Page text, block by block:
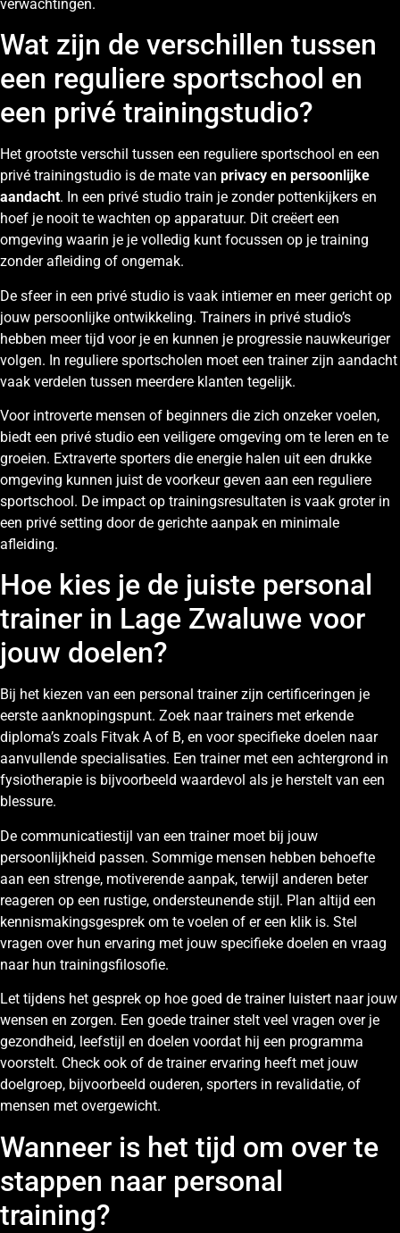
verwachtingen.
Wat zijn de verschillen tussen
een reguliere sportschool en
een privé trainingstudio?
Het grootste verschil tussen een reguliere sportschool en een
privé trainingstudio is de mate van privacy en persoonlijke
aandacht. In een privé studio train je zonder pottenkijkers en
hoef je nooit te wachten op apparatuur. Dit creëert een
omgeving waarin je je volledig kunt focussen op je training
zonder afleiding of ongemak.
De sfeer in een privé studio is vaak intiemer en meer gericht op
jouw persoonlijke ontwikkeling. Trainers in privé studio’s
hebben meer tijd voor je en kunnen je progressie nauwkeuriger
volgen. In reguliere sportscholen moet een trainer zijn aandacht
vaak verdelen tussen meerdere klanten tegelijk.
Voor introverte mensen of beginners die zich onzeker voelen,
biedt een privé studio een veiligere omgeving om te leren en te
groeien. Extraverte sporters die energie halen uit een drukke
omgeving kunnen juist de voorkeur geven aan een reguliere
sportschool. De impact op trainingsresultaten is vaak groter in
een privé setting door de gerichte aanpak en minimale
afleiding.
Hoe kies je de juiste personal
trainer in Lage Zwaluwe voor
jouw doelen?
Bij het kiezen van een personal trainer zijn certificeringen je
eerste aanknopingspunt. Zoek naar trainers met erkende
diploma’s zoals Fitvak A of B, en voor specifieke doelen naar
aanvullende specialisaties. Een trainer met een achtergrond in
fysiotherapie is bijvoorbeeld waardevol als je herstelt van een
blessure.
De communicatiestijl van een trainer moet bij jouw
persoonlijkheid passen. Sommige mensen hebben behoefte
aan een strenge, motiverende aanpak, terwijl anderen beter
reageren op een rustige, ondersteunende stijl. Plan altijd een
kennismakingsgesprek om te voelen of er een klik is. Stel
vragen over hun ervaring met jouw specifieke doelen en vraag
naar hun trainingsfilosofie.
Let tijdens het gesprek op hoe goed de trainer luistert naar jouw
wensen en zorgen. Een goede trainer stelt veel vragen over je
gezondheid, leefstijl en doelen voordat hij een programma
voorstelt. Check ook of de trainer ervaring heeft met jouw
doelgroep, bijvoorbeeld ouderen, sporters in revalidatie, of
mensen met overgewicht.
Wanneer is het tijd om over te
stappen naar personal
training?